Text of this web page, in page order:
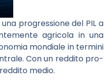
progressione del PIL a
agricola in una
mondiale in termini
Con un reddito pro-
medio.